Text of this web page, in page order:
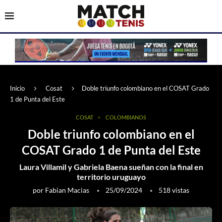
Inicio Cosat
Doble triunfo colombiano en el COSAT Grado
1 de Punta del Este
COSAT COLOMBIANOS
Doble triunfo colombiano en el
COSAT Grado 1 de Punta del Este
Laura Villamil y Gabriela Baena sueñan con la final en
territorio uruguayo
por Fabian Macias 25/09/2024 518vistas